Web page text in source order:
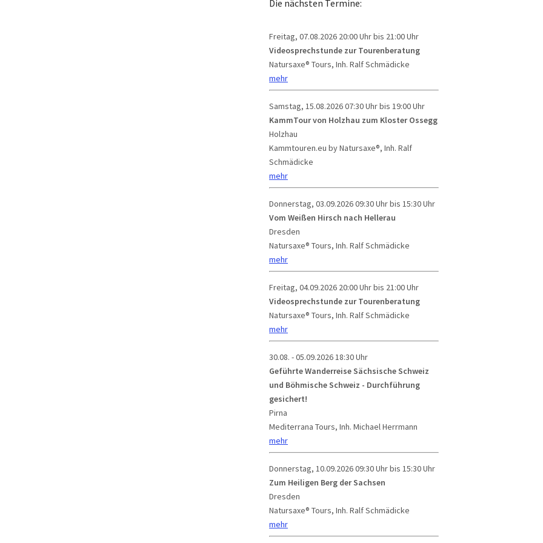
Die nächsten Termine:
Freitag, 07.08.2026 20:00 Uhr bis 21:00 Uhr
Videosprechstunde zur Tourenberatung
Natursaxe® Tours, Inh. Ralf Schmädicke
mehr
Samstag, 15.08.202607:30 Uhr bis 19:00 Uhr
KammTour von Holzhau zum Kloster Ossegg
Holzhau
Kammtouren.eu by Natursaxe®, Inh. Ralf
Schmädicke
mehr
Donnerstag, 03.09.202609:30 Uhr bis 15:30 Uhr
Vom Weißen Hirsch nach Hellerau
Dresden
Natursaxe® Tours, Inh. Ralf Schmädicke
mehr
Freitag, 04.09.2026 20:00 Uhr bis 21:00 Uhr
Videosprechstunde zur Tourenberatung
Natursaxe® Tours, Inh. Ralf Schmädicke
mehr
30.08. - 05.09.2026 18:30 Uhr
Geführte Wanderreise Sächsische Schweiz
und Böhmische Schweiz - Durchführung
gesichert!
Pirna
Mediterrana Tours, Inh. Michael Herrmann
mehr
Donnerstag, 10.09.202609:30 Uhr bis 15:30 Uhr
Zum Heiligen Berg der Sachsen
Dresden
Natursaxe® Tours, Inh. Ralf Schmädicke
mehr